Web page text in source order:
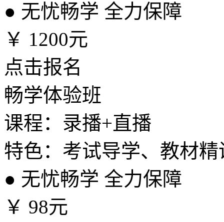
● 无忧畅学 全力保障
￥ 1200元
点击报名
畅学体验班
课程：录播+直播
特色：考试导学、教材
● 无忧畅学 全力保障
￥ 98元